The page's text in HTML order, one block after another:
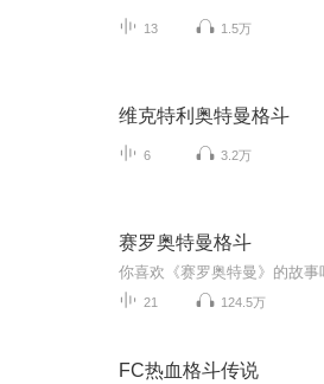
13 1.5万
维克特利奥特曼格斗
6 3.2万
赛罗奥特曼格斗
21 124.5万
FC热血格斗传说